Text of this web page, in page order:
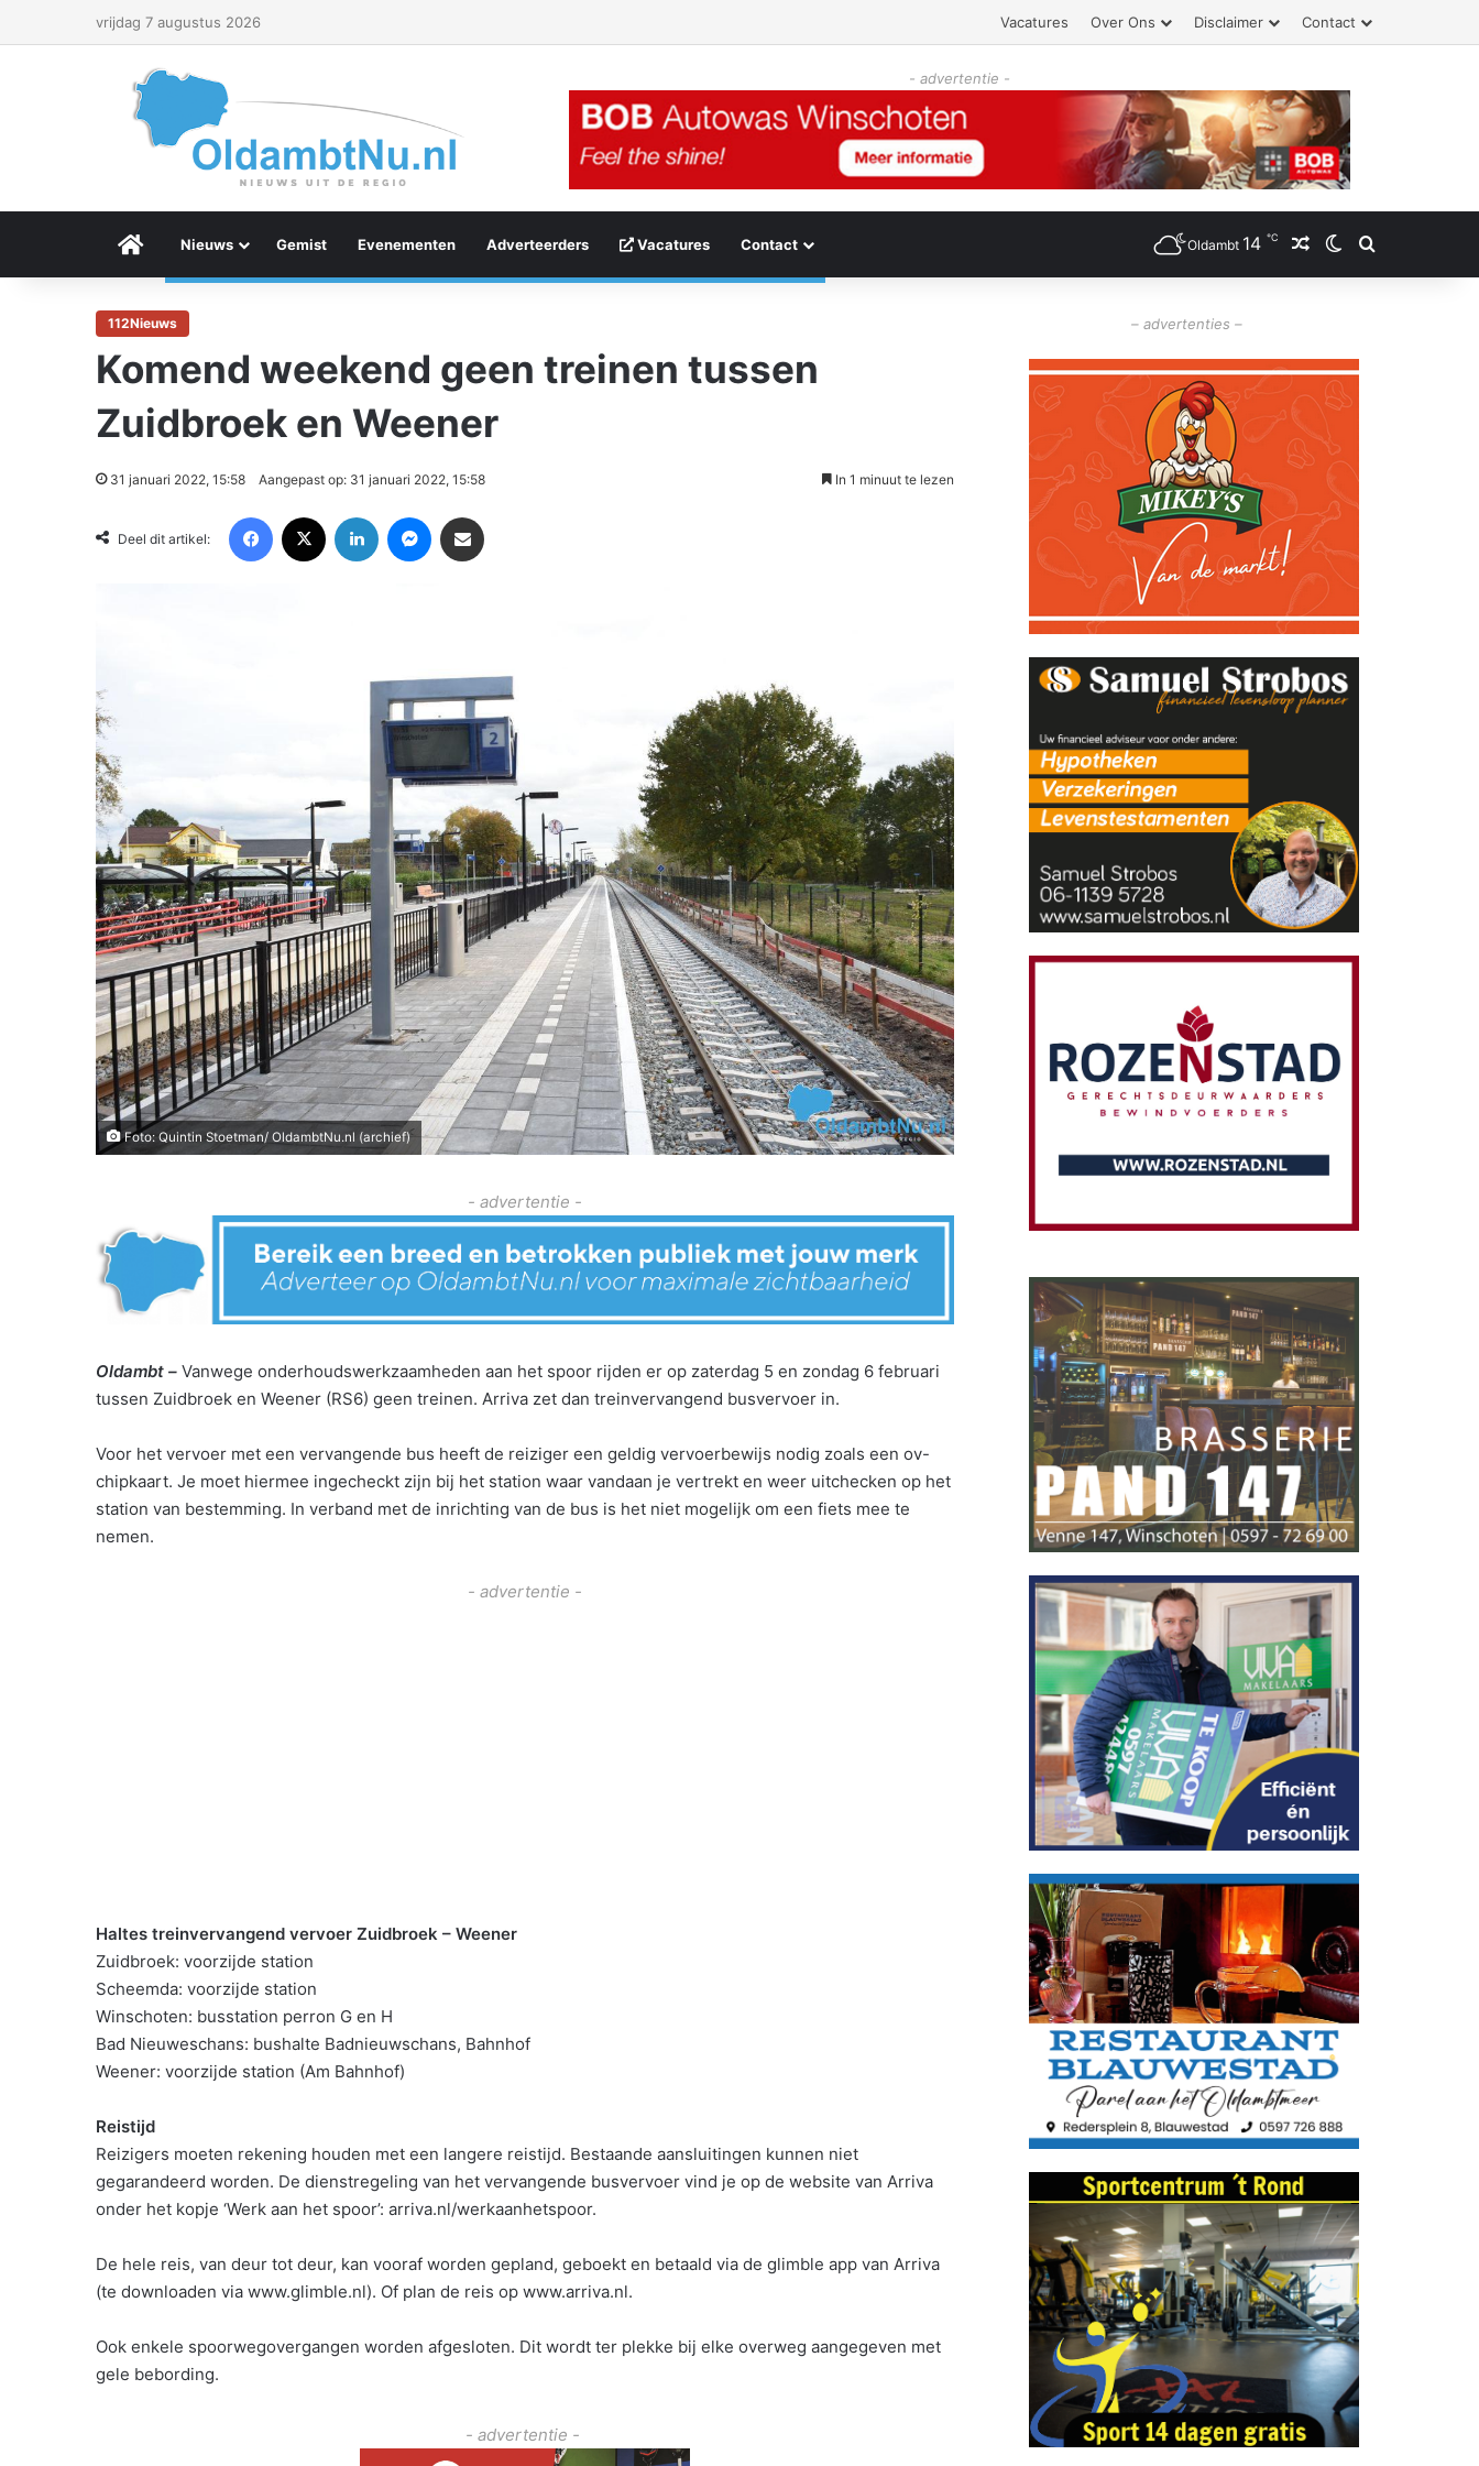
vrijdag 7 augustus 2026 Vacatures Over Ons Disclaimer Contact
- advertentie -
Menu Item
Nieuws Gemist Evenementen Adverteerders Vacatures Contact Oldambt 14 ℃ Willekeurig artikel
Switch skin
Zoeken
112Nieuws
Komend weekend geen treinen tussen
Zuidbroek en Weener
31 januari 2022, 15:58 Aangepast op: 31 januari 2022, 15:58 In 1 minuut te lezen
Deel dit artikel:
Foto: Quintin Stoetman/ OldambtNu.nl (archief)
- advertentie -
Oldambt – Vanwege onderhoudswerkzaamheden aan het spoor rijden er op zaterdag 5 en zondag 6 februari
tussen Zuidbroek en Weener (RS6) geen treinen. Arriva zet dan treinvervangend busvervoer in.
Voor het vervoer met een vervangende bus heeft de reiziger een geldig vervoerbewijs nodig zoals een ov-
chipkaart. Je moet hiermee ingecheckt zijn bij het station waar vandaan je vertrekt en weer uitchecken op het
station van bestemming. In verband met de inrichting van de bus is het niet mogelijk om een fiets mee te
nemen.
- advertentie -
Haltes treinvervangend vervoer Zuidbroek – Weener
Zuidbroek: voorzijde station
Scheemda: voorzijde station
Winschoten: busstation perron G en H
Bad Nieuweschans: bushalte Badnieuwschans, Bahnhof
Weener: voorzijde station (Am Bahnhof)
Reistijd
Reizigers moeten rekening houden met een langere reistijd. Bestaande aansluitingen kunnen niet
gegarandeerd worden. De dienstregeling van het vervangende busvervoer vind je op de website van Arriva
onder het kopje ‘Werk aan het spoor’: arriva.nl/werkaanhetspoor.
De hele reis, van deur tot deur, kan vooraf worden gepland, geboekt en betaald via de glimble app van Arriva
(te downloaden via www.glimble.nl). Of plan de reis op www.arriva.nl.
Ook enkele spoorwegovergangen worden afgesloten. Dit wordt ter plekke bij elke overweg aangegeven met
gele bebording.
- advertentie -
– advertenties –